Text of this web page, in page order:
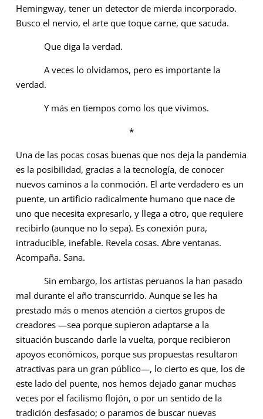
Hemingway, tener un detector de mierda incorporado.
Busco el nervio, el arte que toque carne, que sacuda.
Que diga la verdad.
A veces lo olvidamos, pero es importante la
verdad.
Y más en tiempos como los que vivimos.
*
Una de las pocas cosas buenas que nos deja la pandemia
es la posibilidad, gracias a la tecnología, de conocer
nuevos caminos a la conmoción. El arte verdadero es un
puente, un artificio radicalmente humano que nace de
uno que necesita expresarlo, y llega a otro, que requiere
recibirlo (aunque no lo sepa). Es conexión pura,
intraducible, inefable. Revela cosas. Abre ventanas.
Acompaña. Sana.
Sin embargo, los artistas peruanos la han pasado
mal durante el año transcurrido. Aunque se les ha
prestado más o menos atención a ciertos grupos de
creadores —sea porque supieron adaptarse a la
situación buscando darle la vuelta, porque recibieron
apoyos económicos, porque sus propuestas resultaron
atractivas para un gran público—, lo cierto es que, los de
este lado del puente, nos hemos dejado ganar muchas
veces por el facilismo flojón, o por un sentido de la
tradición desfasado; o paramos de buscar nuevas